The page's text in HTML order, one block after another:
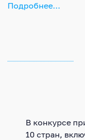
Подробнее...
В конкурсе
10 стран,